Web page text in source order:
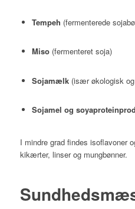
Tempeh (fermenterede
Miso(fermenteret soja)
Sojamælk(især økologisk og
Sojamel og
I mindre grad findes isoflavoner
kikærter, linser og mungbønner.